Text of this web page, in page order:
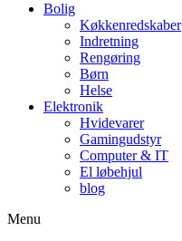
Bolig
Køkkenredskaber
Indretning
Rengøring
Børn
Helse
Elektronik
Hvidevarer
Gamingudstyr
Computer & IT
El løbehjul
blog
Menu